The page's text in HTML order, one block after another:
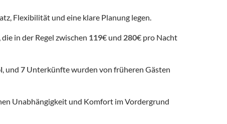
Flexibilität und eine klare Planung legen.
in der Regel zwischen 119€ und 280€ pro Nacht
, und 7 Unterkünfte wurden von früheren Gästen
Unabhängigkeit und Komfort im Vordergrund